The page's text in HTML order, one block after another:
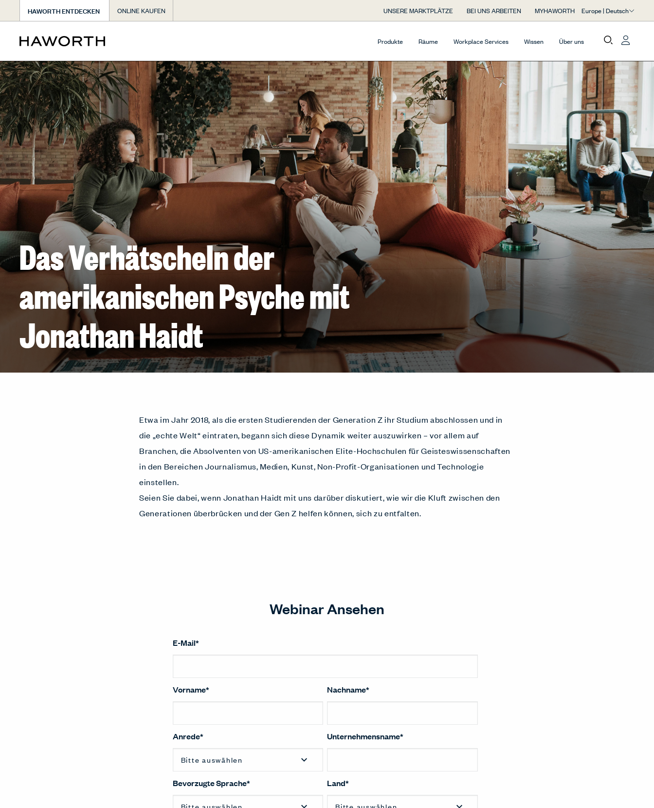
HAWORTH ENTDECKEN ONLINE KAUFEN UNSERE MARKTPLÄTZE BEI UNS ARBEITEN MYHAWORTH Europe | Deutsch
Produkte Räume Workplace Services Wissen Über uns
Das Verhätscheln der
amerikanischen Psyche mit
Jonathan Haidt
Etwa im Jahr 2018, als die ersten Studierenden der Generation Z ihr Studium abschlossen und in
die „echte Welt“ eintraten, begann sich diese Dynamik weiter auszuwirken – vor allem auf
Branchen, die Absolventen von US-amerikanischen Elite-Hochschulen für Geisteswissenschaften
in den Bereichen Journalismus, Medien, Kunst, Non-Profit-Organisationen und Technologie
einstellen.
Seien Sie dabei, wenn Jonathan Haidt mit uns darüber diskutiert, wie wir die Kluft zwischen den
Generationen überbrücken und der Gen Z helfen können, sich zu entfalten.
Webinar Ansehen
E-Mail*
Vorname* Nachname*
Anrede* Unternehmensname*
Bevorzugte Sprache* Land*